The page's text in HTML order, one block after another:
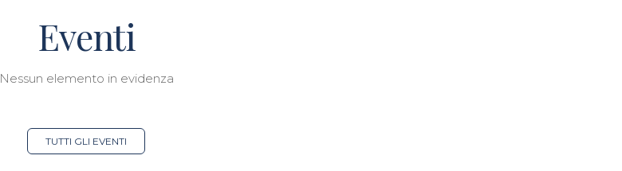
Eventi
Nessun elemento in evidenza
TUTTI GLI EVENTI